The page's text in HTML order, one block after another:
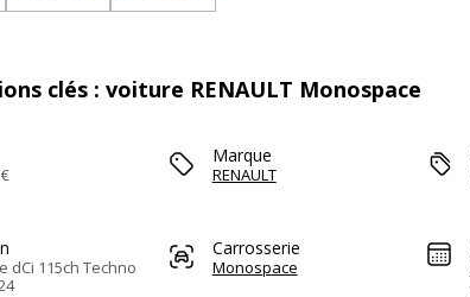
clés : voiture RENAULT Monospace
Marque
RENAULT
dCi 115ch Techno
Carrosserie
Monospace